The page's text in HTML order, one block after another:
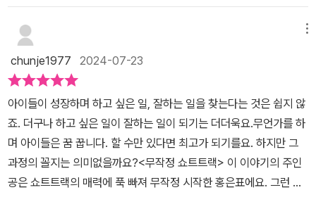
이 더 단단하고 야무지게 성장하는데 양분이 될거에요.자신의 꿈을
향해 도전하고 노력하는 은표의 모습앞으로 꿈을 찾고, 꿈을 향해 전
진하는 많은 아이들과 어른들에게 희망을 안겨주네요.#무작정쇼트트
랙 #쇼트트랙 #열정 #꿈 #도전 #우정 #동화 #한솔수북 #도전 #이
재영글 #송효정그림
모님이 생업을 내팽개치고 아이의 꿈을 쫓아가기에는 현실 문제도 녹
록지 않으니까요.그래서 그런지 은표도 취미로만 할 거라며 학교 동
코치의 눈에 띄어 스카우트 제의를 받습니다.과연 은표는 이 기회를
잘 잡을까요?두근두근 새로운 도전이 시작되는 장면이라 책을 읽는
아이 모습도 덩달아 진중해집니다.은표의 꿈이 말로 끝나지 않고 직
접 실행함으로써 꿈의 실현 가능성을 보여주고 있기 때문이지요. 주
인공 은표의 모습은 아이들 스스로의 모습을 돌아보게 하는 것 같습
니다.은표는 부모님을 설득해 결국 쇼트트랙부에 들어가게 됩니
다. 쇼트트랙부에는 같은 5학년인 도현, 서아, 유성, 지민이 있습니다.
chunje1977 2024-07-23
아이들이 성장하며 하고 싶은 일, 잘하는 일을 찾는다는 것은 쉽지 않
죠. 더구나 하고 싶은 일이 잘하는 일이 되기는 더더욱요.무언가를 하
며 아이들은 꿈 꿉니다. 할 수만 있다면 최고가 되기를요. 하지만 그
과정의 꼴지는 의미없을까요?<무작정 쇼트트랙> 이 이야기의 주인
공은 쇼트트랙의 매력에 푹 빠져 무작정 시작한 홍은표에요. 그런 은